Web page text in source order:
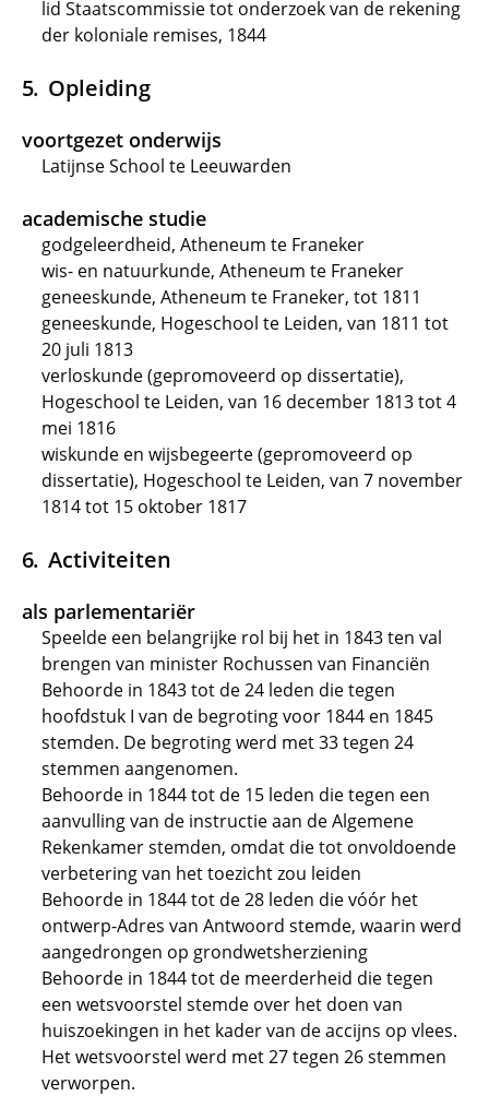
lid Staatscommissie tot onderzoek van de rekening
der koloniale remises, 1844
Opleiding
voortgezet onderwijs
Latijnse School te Leeuwarden
academische studie
godgeleerdheid, Atheneum te Franeker
wis- en natuurkunde, Atheneum te Franeker
geneeskunde, Atheneum te Franeker, tot 1811
geneeskunde, Hogeschool te Leiden, van 1811 tot
20 juli 1813
verloskunde (gepromoveerd op dissertatie),
Hogeschool te Leiden, van 16 december 1813 tot 4
mei 1816
wiskunde en wijsbegeerte (gepromoveerd op
dissertatie), Hogeschool te Leiden, van 7 november
1814 tot 15 oktober 1817
Activiteiten
als parlementariër
Speelde een belangrijke rol bij het in 1843 ten val
brengen van minister Rochussen van Financiën
Behoorde in 1843 tot de 24 leden die tegen
hoofdstuk I van de begroting voor 1844 en 1845
stemden. De begroting werd met 33 tegen 24
stemmen aangenomen.
Behoorde in 1844 tot de 15 leden die tegen een
aanvulling van de instructie aan de Algemene
Rekenkamer stemden, omdat die tot onvoldoende
verbetering van het toezicht zou leiden
Behoorde in 1844 tot de 28 leden die vóór het
ontwerp-Adres van Antwoord stemde, waarin werd
aangedrongen op grondwetsherziening
Behoorde in 1844 tot de meerderheid die tegen
een wetsvoorstel stemde over het doen van
huiszoekingen in het kader van de accijns op vlees.
Het wetsvoorstel werd met 27 tegen 26 stemmen
verworpen.